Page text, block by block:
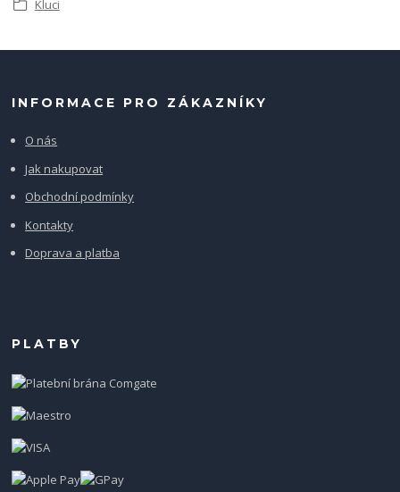
Kluci
INFORMACE PRO ZÁKAZNÍKY
O nás
Jak nakupovat
Obchodní podmínky
Kontakty
Doprava a platba
PLATBY